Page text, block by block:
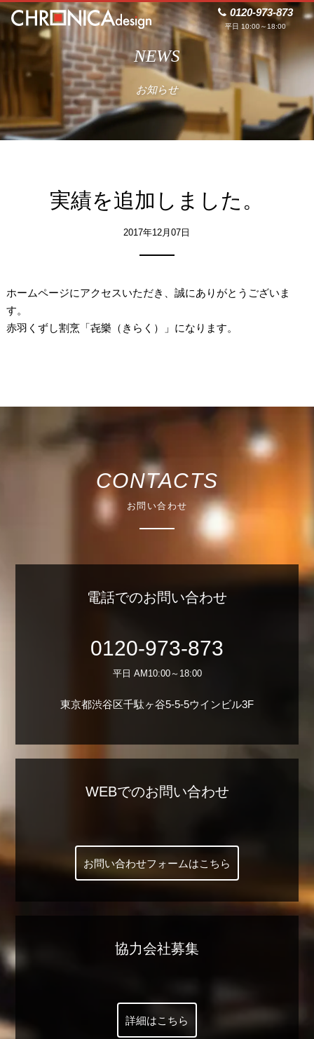
0120-973-873
平日 10:00～18:00
NEWS
お知らせ
実績を追加しました。
2017年12月07日
ホームページにアクセスいただき、誠にありがとうございま
す。
赤羽くずし割烹「㐂樂（きらく）」になります。
CONTACTS
お問い合わせ
電話でのお問い合わせ
0120-973-873
平日 AM10:00～18:00
東京都渋谷区千駄ヶ谷5-5-5ウインビル3F
WEBでのお問い合わせ
お問い合わせフォームはこちら
協力会社募集
詳細はこちら